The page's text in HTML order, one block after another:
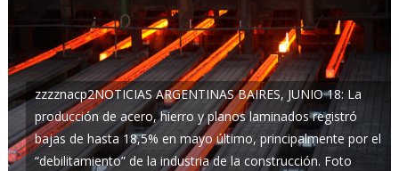
zzzznacp2NOTICIAS ARGENTINAS BAIRES, JUNIO 18: La
producción de acero, hierro y planos laminados registró
bajas de hasta 18,5% en mayo último, principalmente por el
“debilitamiento” de la industria de la construcción. Foto